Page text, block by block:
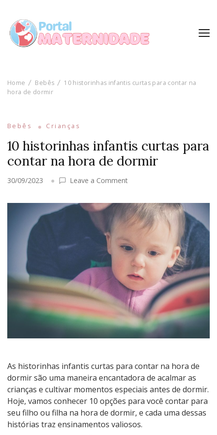
Home Bebês
10 historinhas infantis curtas para contar na
hora de dormir
Bebês Crianças
10 historinhas infantis curtas para
contar na hora de dormir
30/09/2023 Leave a Commenton
historinhas
infantis
curtas
contar
na
hora
de
dormir
As historinhas infantis curtas para contar na hora de
dormir são uma maneira encantadora de acalmar as
crianças e cultivar momentos especiais antes de dormir.
Hoje, vamos conhecer 10 opções para você contar para
seu filho ou filha na hora de dormir, e cada uma dessas
histórias traz ensinamentos valiosos.